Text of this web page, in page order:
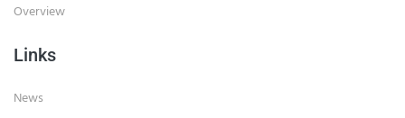
Overview
Links
News